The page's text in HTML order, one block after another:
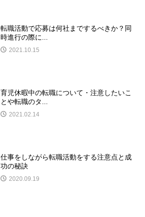
転職活動で応募は何社までするべきか？同
時進行の際に...
2021.10.15
育児休暇中の転職について・注意したいこ
とや転職のタ...
2021.02.14
仕事をしながら転職活動をする注意点と成
功の秘訣
2020.09.19